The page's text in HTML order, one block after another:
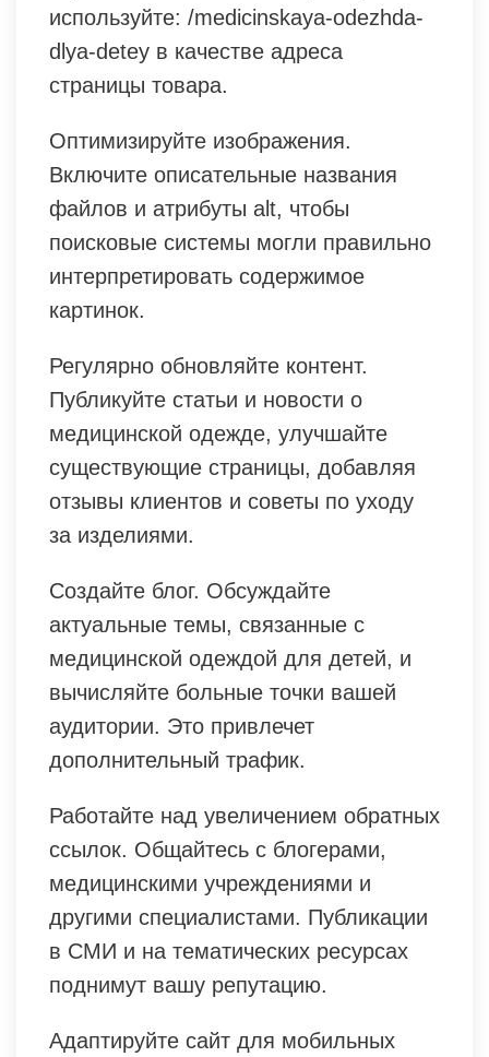
используйте: /medicinskaya-odezhda-
dlya-detey в качестве адреса
страницы товара.
Оптимизируйте изображения.
Включите описательные названия
файлов и атрибуты alt, чтобы
поисковые системы могли правильно
интерпретировать содержимое
картинок.
Регулярно обновляйте контент.
Публикуйте статьи и новости о
медицинской одежде, улучшайте
существующие страницы, добавляя
отзывы клиентов и советы по уходу
за изделиями.
Создайте блог. Обсуждайте
актуальные темы, связанные с
медицинской одеждой для детей, и
вычисляйте больные точки вашей
аудитории. Это привлечет
дополнительный трафик.
Работайте над увеличением обратных
ссылок. Общайтесь с блогерами,
медицинскими учреждениями и
другими специалистами. Публикации
в СМИ и на тематических ресурсах
поднимут вашу репутацию.
Адаптируйте сайт для мобильных